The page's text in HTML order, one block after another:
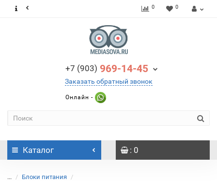
0 0
+7 (903) 969-14-45
Заказать обратный звонок
Онлайн -
Каталог : 0
... Блоки питания